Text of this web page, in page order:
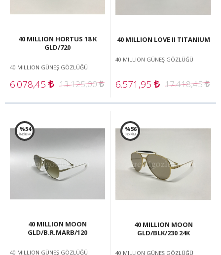
40 MILLION HORTUS 18 K
GLD/720
40 MILLION GÜNEŞ GÖZLÜĞÜ
6.078,45 13.125,00
40 MILLION LOVE II TITANIUM
40 MILLION GÜNEŞ GÖZLÜĞÜ
6.571,95 17.418,45
%54
İNDİRİM!
40 MILLION MOON
GLD/B.R.MARB/120
40 MILLION GÜNEŞ GÖZLÜĞÜ
%56
İNDİRİM!
40 MILLION MOON
GLD/BLK/230 24K
40 MILLION GÜNEŞ GÖZLÜĞÜ